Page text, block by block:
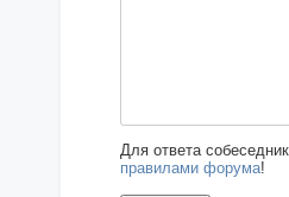
Для ответа
правилами форума!